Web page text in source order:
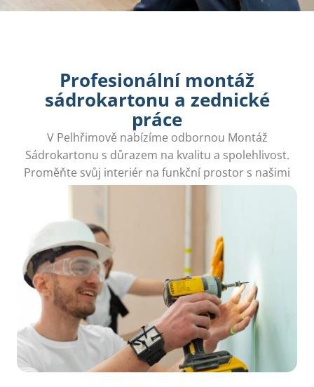
Profesionální montáž
sádrokartonu a zednické
práce
V Pelhřimově nabízíme odbornou Montáž
Sádrokartonu s důrazem na kvalitu a spolehlivost.
Proměňte svůj interiér na funkční prostor s našimi
odborníky.